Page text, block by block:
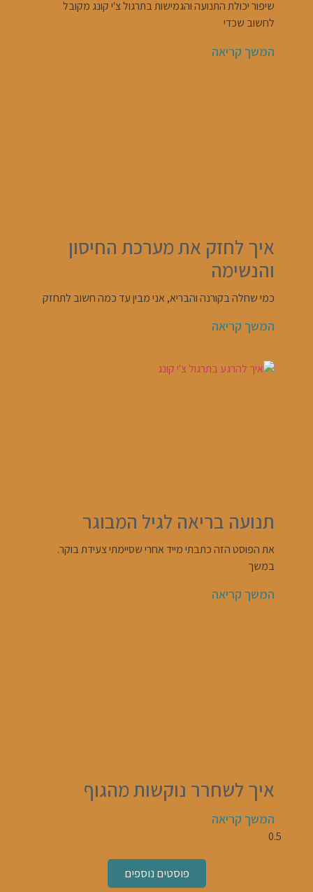
שיפור יכולת התנועה והגמישות בתרגול צ'י קונג מקובל
לחשוב שכדי
המשך קריאה
איך לחזק את מערכת החיסון
והנשימה
כמי שחלה בקורנה והבריא, אני מבין עד כמה חשוב לתחזק
המשך קריאה
תנועה בריאה לגיל המבוגר
את הפוסט הזה כתבתי מייד אחרי שסיימתי צעידת בוקר.
במשך
המשך קריאה
איך לשחרר נוקשות מהגוף
המשך קריאה
פוסטים נוספים